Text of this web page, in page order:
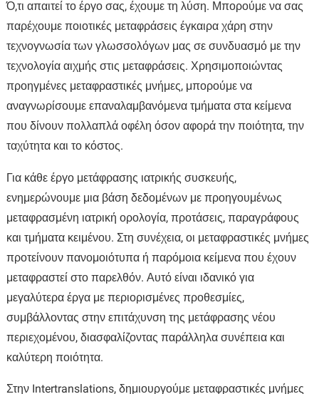
Ό,τι απαιτεί το έργο σας, έχουμε τη λύση. Μπορούμε να σας
παρέχουμε ποιοτικές μεταφράσεις έγκαιρα χάρη στην
τεχνογνωσία των γλωσσολόγων μας σε συνδυασμό με την
τεχνολογία αιχμής στις μεταφράσεις. Χρησιμοποιώντας
προηγμένες μεταφραστικές μνήμες, μπορούμε να
αναγνωρίσουμε επαναλαμβανόμενα τμήματα στα κείμενα
που δίνουν πολλαπλά οφέλη όσον αφορά την ποιότητα, την
ταχύτητα και το κόστος.
Για κάθε έργο μετάφρασης ιατρικής συσκευής,
ενημερώνουμε μια βάση δεδομένων με προηγουμένως
μεταφρασμένη ιατρική ορολογία, προτάσεις, παραγράφους
και τμήματα κειμένου. Στη συνέχεια, οι μεταφραστικές μνήμες
προτείνουν πανομοιότυπα ή παρόμοια κείμενα που έχουν
μεταφραστεί στο παρελθόν. Αυτό είναι ιδανικό για
μεγαλύτερα έργα με περιορισμένες προθεσμίες,
συμβάλλοντας στην επιτάχυνση της μετάφρασης νέου
περιεχομένου, διασφαλίζοντας παράλληλα συνέπεια και
καλύτερη ποιότητα.
Στην Intertranslations, δημιουργούμε μεταφραστικές μνήμες